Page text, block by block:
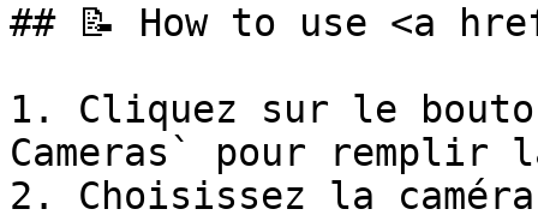
## 📝 How to use <a
1. Cliquez sur le bouton
Cameras` pour remplir
2. Choisissez la